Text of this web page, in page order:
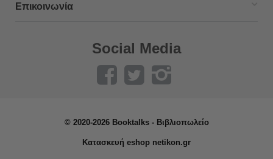
Επικοινωνία
Social Media
© 2020-2026 Booktalks - Βιβλιοπωλείο
Κατασκευή eshop netikon.gr